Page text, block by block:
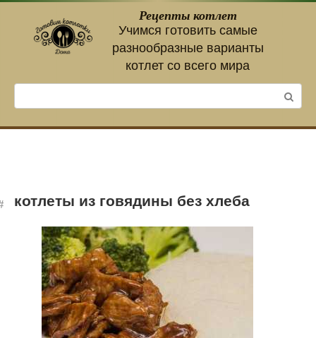
контенту
Рецепты котлет
Учимся готовить самые
разнообразные варианты
котлет со всего мира
котлеты из говядины без хлеба